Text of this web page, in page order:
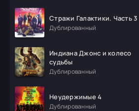
Стражи Галактики. Часть 3
Дублированный
Индиана Джонс и колесо
судьбы
Дублированный
Неудержимые 4
Дублированный